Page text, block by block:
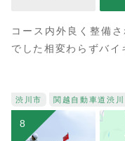
コース内外良く整備
でした相変わらずバイ
渋川市 関越自動車道渋
8